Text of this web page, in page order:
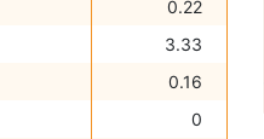
0.22
3.33
0.16
0